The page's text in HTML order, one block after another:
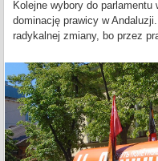
Kolejne wybory do parlamentu
dominację prawicy w
radykalnej zmiany, bo przez